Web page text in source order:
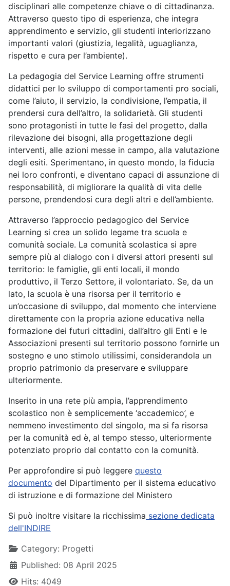
disciplinari alle competenze chiave o di cittadinanza.
Attraverso questo tipo di esperienza, che integra
apprendimento e servizio, gli studenti interiorizzano
importanti valori (giustizia, legalità, uguaglianza,
rispetto e cura per l’ambiente).
La pedagogia del Service Learning offre strumenti
didattici per lo sviluppo di comportamenti pro sociali,
come l’aiuto, il servizio, la condivisione, l’empatia, il
prendersi cura dell’altro, la solidarietà. Gli studenti
sono protagonisti in tutte le fasi del progetto, dalla
rilevazione dei bisogni, alla progettazione degli
interventi, alle azioni messe in campo, alla valutazione
degli esiti. Sperimentano, in questo mondo, la fiducia
nei loro confronti, e diventano capaci di assunzione di
responsabilità, di migliorare la qualità di vita delle
persone, prendendosi cura degli altri e dell’ambiente.
Attraverso l’approccio pedagogico del Service
Learning si crea un solido legame tra scuola e
comunità sociale. La comunità scolastica si apre
sempre più al dialogo con i diversi attori presenti sul
territorio: le famiglie, gli enti locali, il mondo
produttivo, il Terzo Settore, il volontariato. Se, da un
lato, la scuola è una risorsa per il territorio e
un’occasione di sviluppo, dal momento che interviene
direttamente con la propria azione educativa nella
formazione dei futuri cittadini, dall’altro gli Enti e le
Associazioni presenti sul territorio possono fornirle un
sostegno e uno stimolo utilissimi, considerandola un
proprio patrimonio da preservare e sviluppare
ulteriormente.
Inserito in una rete più ampia, l’apprendimento
scolastico non è semplicemente ‘accademico’, e
nemmeno investimento del singolo, ma si fa risorsa
per la comunità ed è, al tempo stesso, ulteriormente
potenziato proprio dal contatto con la comunità.
Per approfondire si può leggere questo
documento del Dipartimento per il sistema educativo
di istruzione e di formazione del Ministero
Si può inoltre visitare la ricchissima sezione dedicata
dell'INDIRE
DetailsCategory: Progetti
Published: 08 April 2025
Hits: 4049